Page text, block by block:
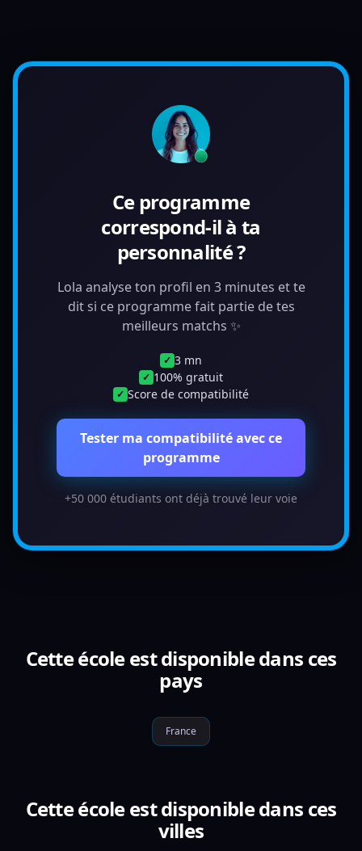
Ce programme
correspond-il à ta
personnalité ?
Lola analyse ton profil en 3 minutes et te
dit si ce programme fait partie de tes
meilleurs matchs ✨
✓ 3 mn
✓ 100% gratuit
✓ Score de compatibilité
Tester ma compatibilité avec ce
programme
+50 000 étudiants ont déjà trouvé leur voie
Cette école est disponible dans ces
pays
France
Cette école est disponible dans ces
villes